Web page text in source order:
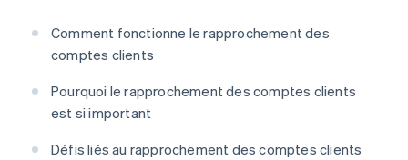
Comment fonctionne le rapprochement des
comptes clients
Pourquoi le rapprochement des comptes clients
est si important
Défis liés au rapprochement des comptes clients